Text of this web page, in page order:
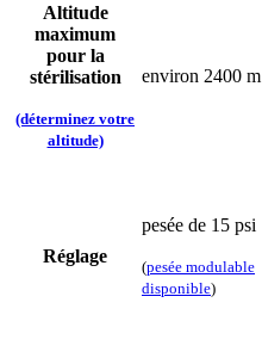
Altitude
maximum
pour la
stérilisation
(déterminez votre
altitude)
environ 2400 m
Réglage
pesée de 15 psi
(pesée modulable
disponible)